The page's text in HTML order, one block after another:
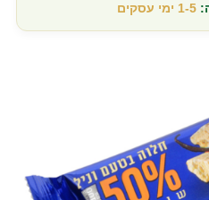
1-5 ימי עסקים